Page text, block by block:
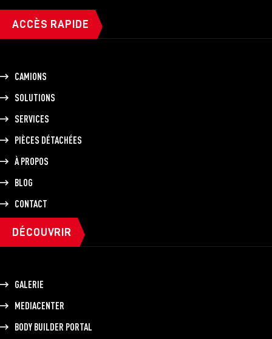
ACCÈS RAPIDE
CAMIONS
SOLUTIONS
SERVICES
PIÈCES DÉTACHÉES
À PROPOS
BLOG
CONTACT
DÉCOUVRIR
GALERIE
MEDIACENTER
BODY BUILDER PORTAL